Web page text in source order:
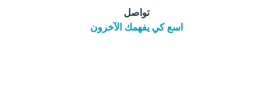
تواصل
اسع كي يفهمك الآخرون